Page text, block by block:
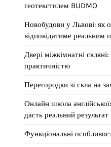
геотекстилем BUDMO
Новобудови у Львові: як
відповідатиме реальним
Двері міжкімнатні
практичністю
Перегородки зі скла на
Онлайн школа
дасть реальний результат
Функціональні